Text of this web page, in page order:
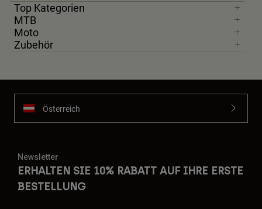
Top Kategorien
MTB
Moto
Zubehör
Österreich
Newsletter
ERHALTEN SIE 10% RABATT AUF IHRE ERSTE
BESTELLUNG